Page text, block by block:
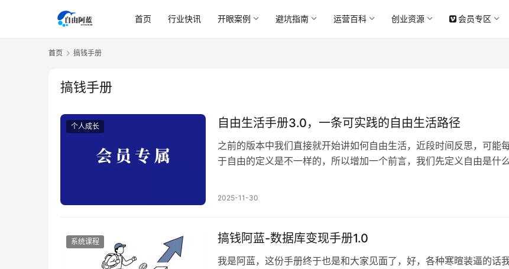
首页 行业快讯 开眼案例 避坑指南 运营百科 创业资源 会员专区
首页 搞钱手册
搞钱手册
个人成长 自由生活手册3.0，一条可实践的自由生活路径
之前的版本中我们直接就开始讲如何自由生活，近段时间反思，可能
于自由的定义是不一样的，所以增加一个前言，我们先定义自由是什
2025-11-30
系统课程 搞钱阿蓝-数据库变现手册1.0
我是阿蓝，这份手册终于也是和大家见面了，好，各种寒暄装逼的话